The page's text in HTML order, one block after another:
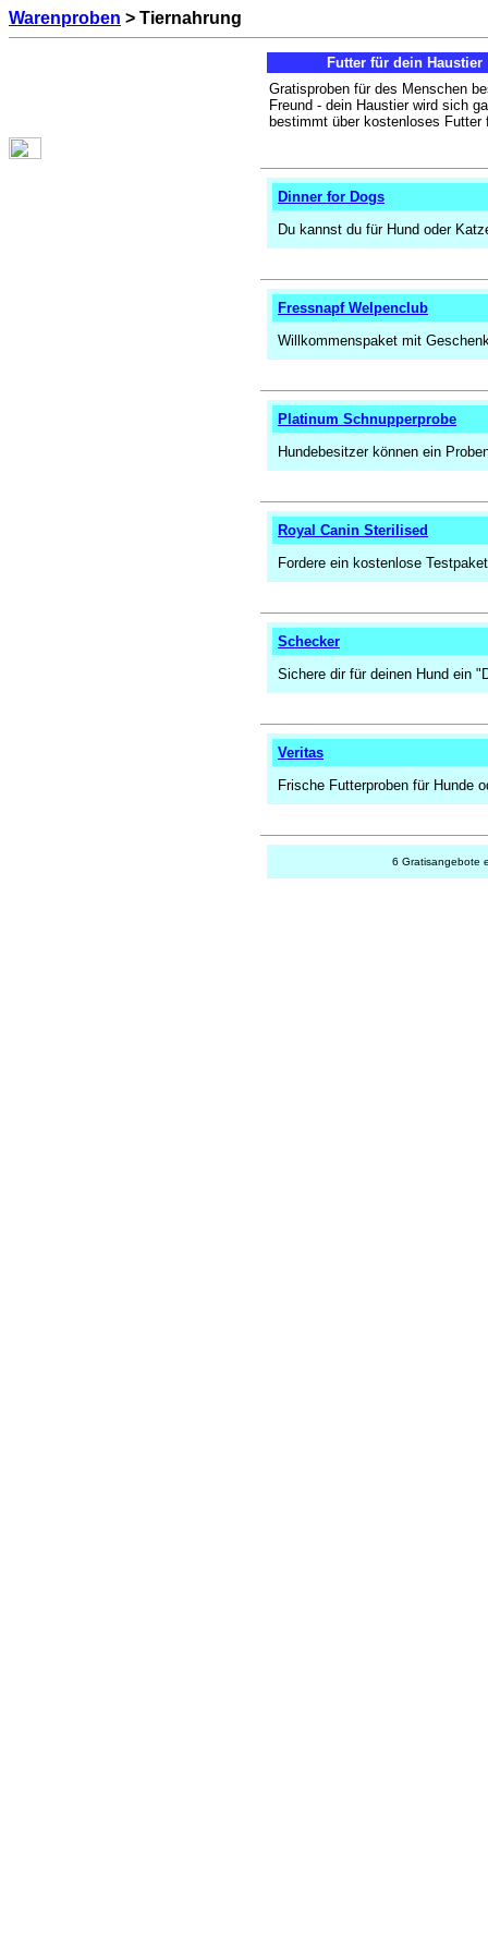
Warenproben > Tiernahrung
Futter für dein Haustier
Gratisproben für des Menschen
Freund - dein Haustier wird sich
bestimmt über kostenloses Futter
Dinner for Dogs
Du kannst du für Hund oder
Fressnapf Welpenclub
Willkommenspaket mit
Platinum Schnupperprobe
Hundebesitzer können ein
Royal Canin Sterilised
Fordere ein kostenlose
Schecker
Sichere dir für deinen Hund ein
Veritas
Frische Futterproben für Hunde
6 Gratisangebote